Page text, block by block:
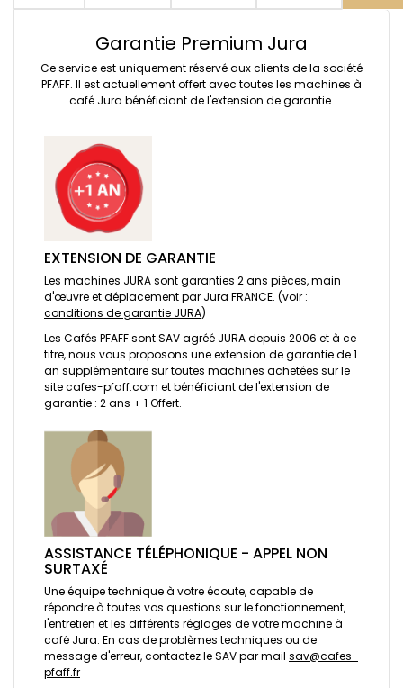
Garantie Premium Jura
Ce service est uniquement réservé aux clients de la société
PFAFF. Il est actuellement offert avec toutes les machines à
café Jura bénéficiant de l'extension de garantie.
EXTENSION DE GARANTIE
Les machines JURA sont garanties 2 ans pièces, main
d'œuvre et déplacement par Jura FRANCE. (voir :
conditions de garantie JURA)
Les Cafés PFAFF sont SAV agréé JURA depuis 2006 et à ce
titre, nous vous proposons une extension de garantie de 1
an supplémentaire sur toutes machines achetées sur le
site cafes-pfaff.com et bénéficiant de l'extension de
garantie : 2 ans + 1 Offert.
ASSISTANCE TÉLÉPHONIQUE - APPEL NON
SURTAXÉ
Une équipe technique à votre écoute, capable de
répondre à toutes vos questions sur le fonctionnement,
l'entretien et les différents réglages de votre machine à
café Jura. En cas de problèmes techniques ou de
message d'erreur, contactez le SAV par mail sav@cafes-
pfaff.fr